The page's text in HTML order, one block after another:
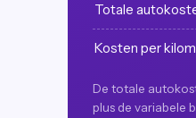
Totale
Kosten per
De totale
plus de variabele